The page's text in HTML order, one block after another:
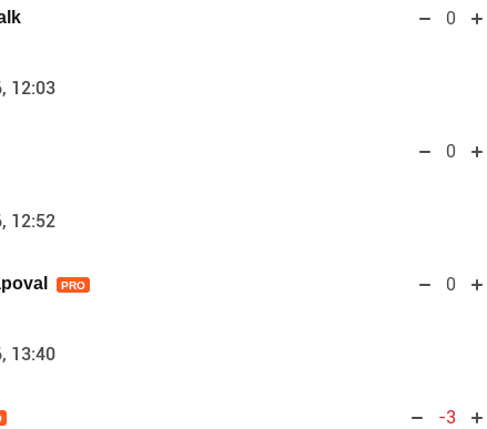
0
12:03
0
12:52
PRO
0
13:40
-3